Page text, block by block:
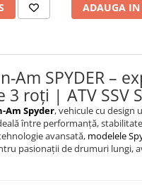
ADAUGA IN
Am SPYDER –
roți | ATV SSV
Am Spyder, vehicule cu design
între performanță,
avansată, modelele
pasionații de drumuri lungi,